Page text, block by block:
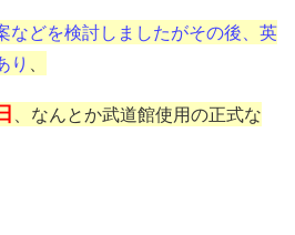
などを検討しましたがその後、英
り 、
、なんとか武道館使用の正式な